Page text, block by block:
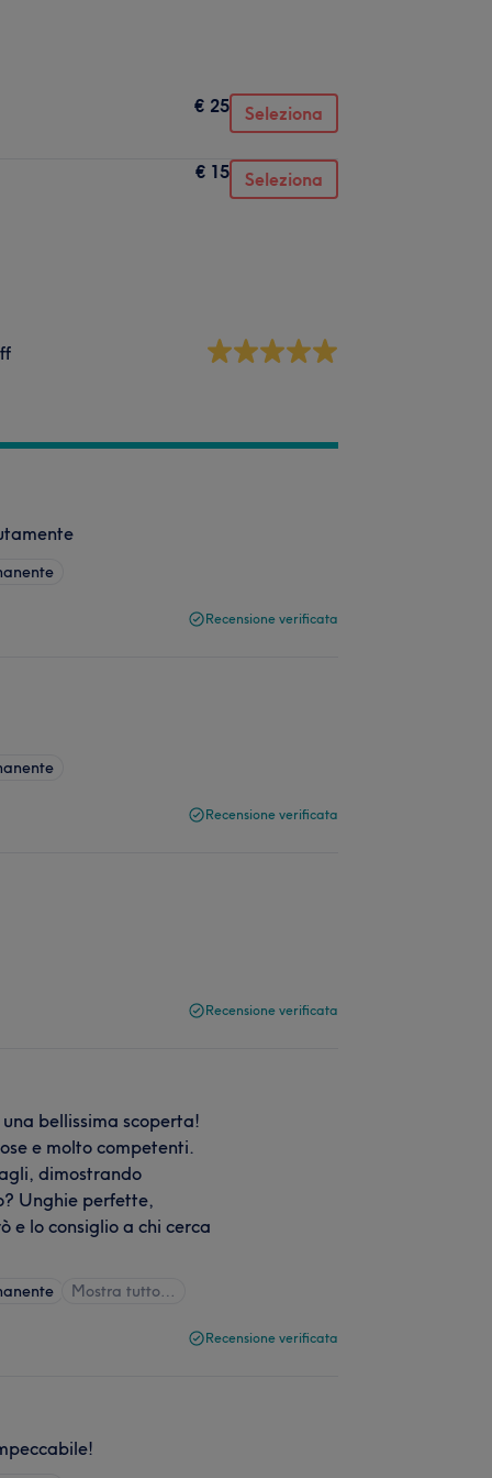
€ 25 Seleziona
€ 15 Seleziona
Recensione verificata
Recensione verificata
Recensione verificata
bellissima scoperta!
e molto competenti.
dimostrando
Unghie perfette,
e lo consiglio a chi cerca
Mostra tutto…
Recensione verificata